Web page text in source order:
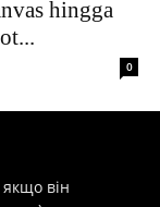
hingga
0
він